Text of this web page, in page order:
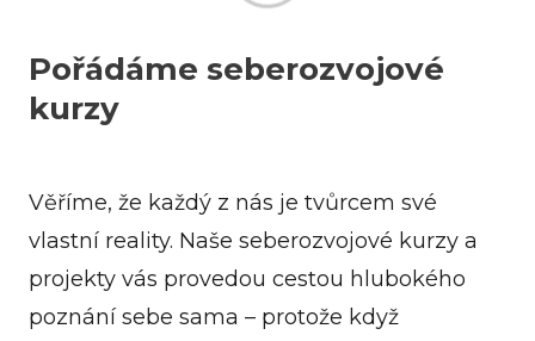
Pořádáme seberozvojové
kurzy
Věříme, že každý z nás je tvůrcem své
vlastní reality. Naše seberozvojové kurzy a
projekty vás provedou cestou hlubokého
poznání sebe sama – protože když